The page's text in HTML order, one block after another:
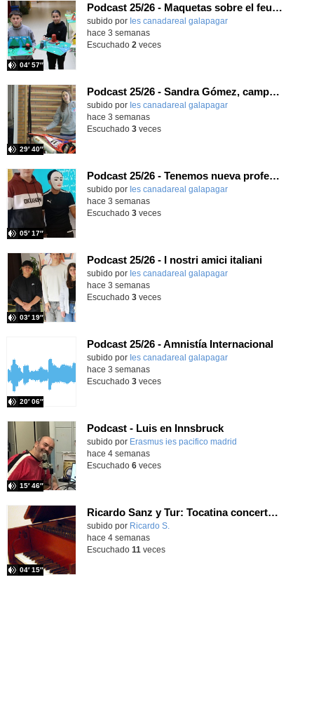
Podcast 25/26 - Maquetas sobre el feudalismo
subido por Ies canadareal galapagar
04′ 57″
-
hace 3 semanas
Escuchado 2 veces
Podcast 25/26 - Sandra Gómez, campeona de Enduro
subido por Ies canadareal galapagar
29′ 40″
-
hace 3 semanas
Escuchado 3veces
Podcast 25/26 - Tenemos nueva profesora de Griego ¿Conoces a María Eugenia?
subido por Ies canadareal galapagar
05′ 17″
-
hace 3 semanas
Escuchado 3veces
Podcast 25/26 - I nostri amici italiani
subido por Ies canadareal galapagar
03′ 19″
-
hace 3 semanas
Escuchado 3veces
Podcast 25/26 - Amnistía Internacional
subido por Ies canadareal galapagar
20′ 06″
-
hace 3 semanas
Escuchado 3veces
Podcast - Luis en Innsbruck
subido por Erasmus ies pacifico madrid
15′ 46″
hace 4 semanas
Escuchado 6veces
Ricardo Sanz y Tur: Tocatina concertante al aire español
subido por Ricardo S.
04′ 15″
hace 4 semanas
Escuchado 11 veces